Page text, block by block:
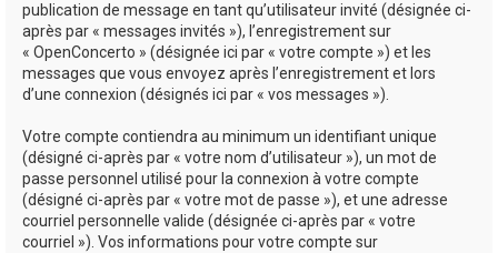
publication de message en tant qu’utilisateur invité (désignée ci-
après par « messages invités »), l’enregistrement sur
« OpenConcerto » (désignée ici par « votre compte ») et les
messages que vous envoyez après l’enregistrement et lors
d’une connexion (désignés ici par « vos messages »).
Votre compte contiendra au minimum un identifiant unique
(désigné ci-après par « votre nom d’utilisateur »), un mot de
passe personnel utilisé pour la connexion à votre compte
(désigné ci-après par « votre mot de passe »), et une adresse
courriel personnelle valide (désignée ci-après par « votre
courriel »). Vos informations pour votre compte sur